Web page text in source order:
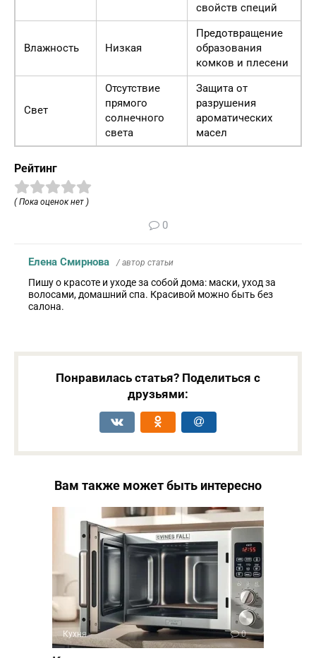
свойств специй
Влажность Низкая
Предотвращение
образования
комков и плесени
Свет
Отсутствие
прямого
солнечного
света
Защита от
разрушения
ароматических
масел
Рейтинг
( Пока оценок нет )
0
Елена Смирнова / автор статьи
Пишу о красоте и уходе за собой дома: маски, уход за
волосами, домашний спа. Красивой можно быть без
салона.
Понравилась статья? Поделиться с
друзьями:
Вам также может быть интересно
Кухня 0